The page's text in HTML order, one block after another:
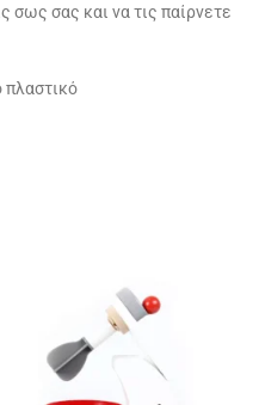
σως σας και να τις παίρνετε
πλαστικό